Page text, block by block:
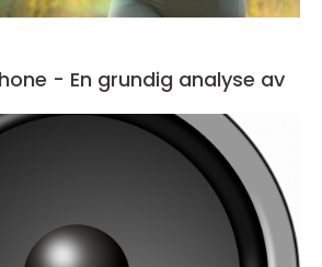
- En grundig analyse av